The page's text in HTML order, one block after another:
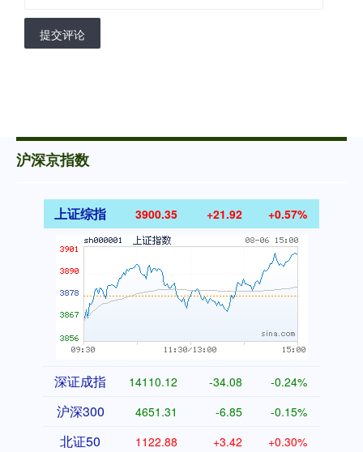
提交评论
沪深京指数
上证综指 3900.35 +21.92 +0.57%
深证成指 14110.12 -34.08 -0.24%
沪深300 4651.31 -6.85 -0.15%
北证50 1122.88 +3.42 +0.30%